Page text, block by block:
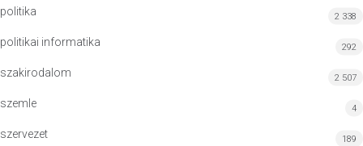
politika 2 338
politikai informatika 292
szakirodalom 2 507
szemle 4
szervezet 189